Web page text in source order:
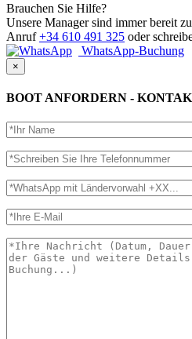
Brauchen Sie Hilfe?
Unsere Manager sind immer bereit
Anruf+34 610 491 325 oder
WhatsApp-Buchung
×
BOOT ANFORDERN -